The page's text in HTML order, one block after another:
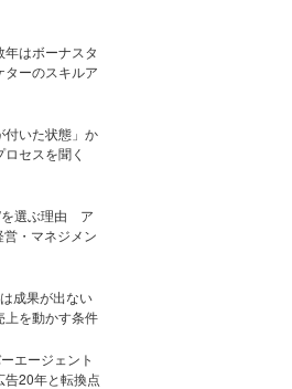
年はボーナスタ
ターのスキルア
付いた状態」か
セスを聞く
を選ぶ理由 ア
・マネジメン
成果が出ない
上を動かす条件
エージェント
告20年と転換点